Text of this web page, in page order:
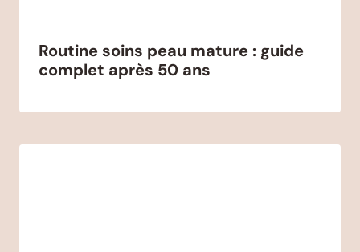
Routine soins peau mature : guide
complet après 50 ans